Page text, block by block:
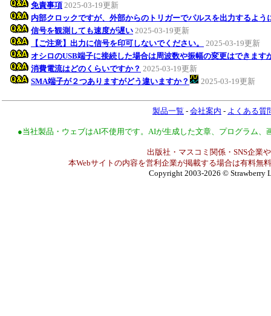
免責事項 2025-03-19更新
内部クロックですが、外部からのトリガーでパルスを出力するよう
信号を観測しても速度が遅い 2025-03-19更新
【ご注意】出力に信号を印可しないでください。
2025-03-19更新
オシロのUSB端子に接続した場合は周波数や振幅の変更はできます
消費電流はどのくらいですか？ 2025-03-19更新
SMA端子が２つありますがどう違いますか？
2025-03-19更新
製品一覧 - 会社案内 - よくある質
●当社製品・ウェブはAI不使用です。AIが生成した文章、プログラム
出版社・マスコミ関係・SNS企業
本Webサイトの内容を営利企業が掲載する場合は有料無
Copyright 2003-2026 © Strawberry